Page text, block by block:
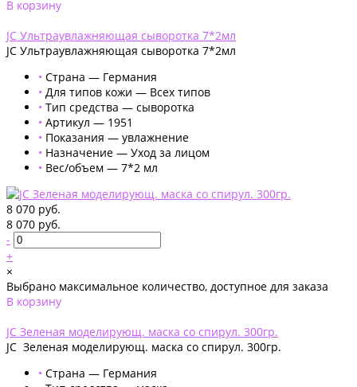
В корзину
JC Ультраувлажняющая сыворотка 7*2мл
JC Ультраувлажняющая сыворотка 7*2мл
• Страна — Германия
• Для типов кожи — Всех типов
• Тип средства — сыворотка
• Артикул — 1951
• Показания — увлажнение
• Назначение — Уход за лицом
• Вес/объем — 7*2 мл
8 070 руб.
8 070 руб.
-
+
×
Выбрано максимальное количество, доступное для заказа
В корзину
JС Зеленая моделирующ. маска со спирул. 300гр.
JС Зеленая моделирующ. маска со спирул. 300гр.
• Страна — Германия